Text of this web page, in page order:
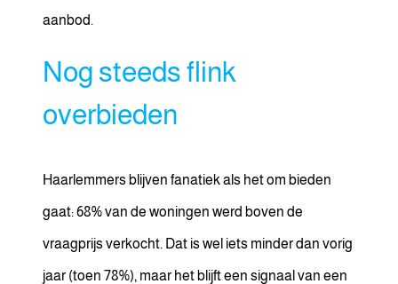
aanbod.
Nog steeds flink
overbieden
Haarlemmers blijven fanatiek als het om bieden
gaat: 68% van de woningen werd boven de
vraagprijs verkocht. Dat is wel iets minder dan vorig
jaar (toen 78%), maar het blijft een signaal van een